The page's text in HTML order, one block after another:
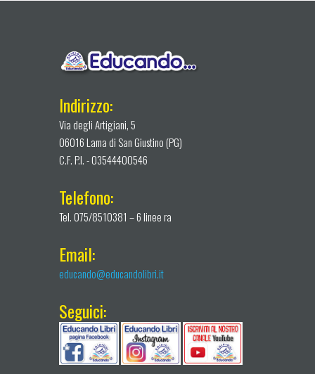
Indirizzo:
Via degli Artigiani, 5
06016 Lama di San Giustino (PG)
C.F. P.I. - 03544400546
Telefono:
Tel. 075/8510381 – 6 linee ra
Email:
educando@educandolibri.it
Seguici: